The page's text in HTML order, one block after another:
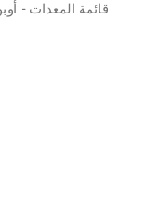
قائمة المعدات -